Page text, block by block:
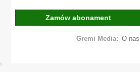
Zamów abonament
Gremi Media: O nas